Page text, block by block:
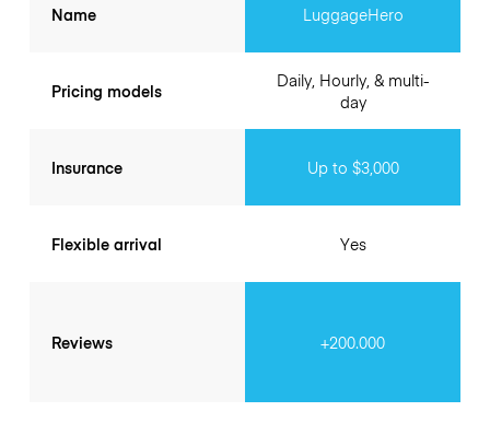
Name
Pricing models
Insurance
Flexible arrival
Reviews
LuggageHero
Daily, Hourly, & multi-
day
Up to $3,000
Yes
+200.000